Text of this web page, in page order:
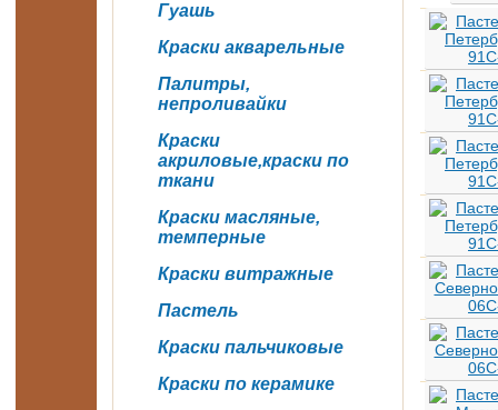
Гуашь
Краски акварельные
Палитры,
непроливайки
Краски
акриловые,краски по
ткани
Краски масляные,
темперные
Краски витражные
Пастель
Краски пальчиковые
Краски по керамике